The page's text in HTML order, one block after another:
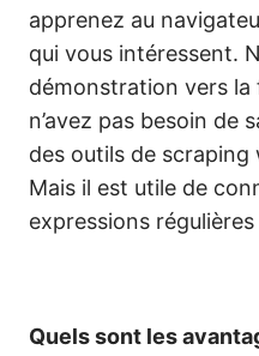
apprenez au
qui vous intéressent.
démonstration vers la
n’avez pas besoin de
des outils de
Mais il est utile de
expressions
Quels sont les